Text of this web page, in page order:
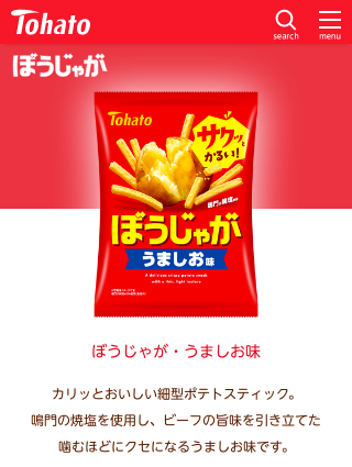
ぼうじゃが・うましお味
カリッとおいしい細型ポテトスティック。
鳴門の焼塩を使用し、ビーフの旨味を引き立てた
噛むほどにクセになるうましお味です。